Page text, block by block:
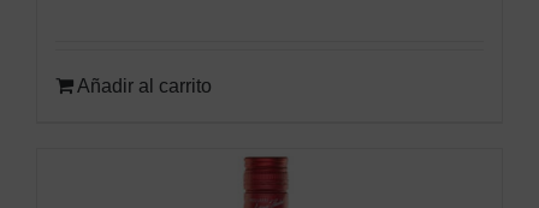
Añadir al carrito